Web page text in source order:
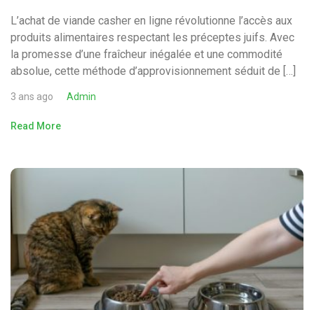
L’achat de viande casher en ligne révolutionne l’accès aux
produits alimentaires respectant les préceptes juifs. Avec
la promesse d’une fraîcheur inégalée et une commodité
absolue, cette méthode d’approvisionnement séduit de […]
3 ans ago Admin
Read More